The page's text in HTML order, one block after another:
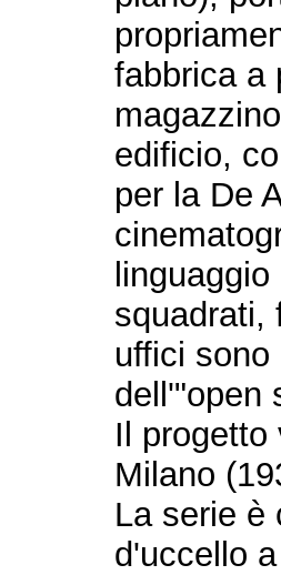
fabbrica a
edificio,
per la De
squadrati,
uffici
dell'"open
Il progetto
Milano
La serie è
d'uccello